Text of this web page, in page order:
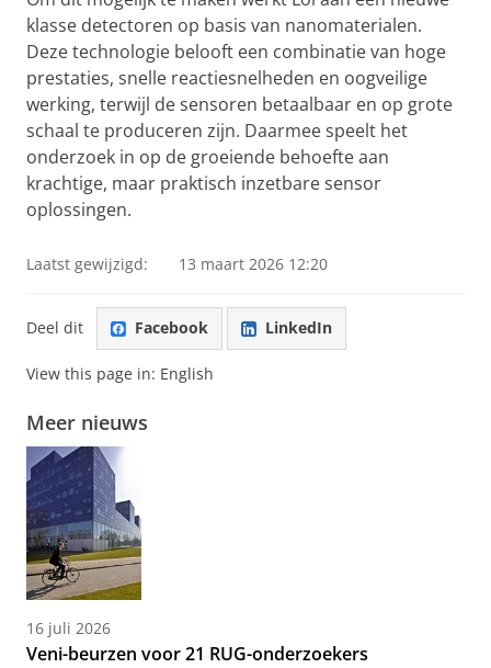
klasse detectoren op basis van nanomaterialen.
Deze technologie belooft een combinatie van hoge
prestaties, snelle reactiesnelheden en oogveilige
werking, terwijl de sensoren betaalbaar en op grote
schaal te produceren zijn. Daarmee speelt het
onderzoek in op de groeiende behoefte aan
krachtige, maar praktisch inzetbare sensor
oplossingen.
Laatst gewijzigd: 13 maart 2026 12:20
Deel dit Facebook LinkedIn
View this page in: English
Meer nieuws
16 juli 2026
Veni-beurzen voor 21 RUG-onderzoekers